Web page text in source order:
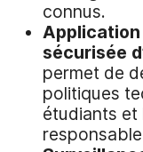
connus.
Application
sécurisée
permet de
politiques
étudiants et